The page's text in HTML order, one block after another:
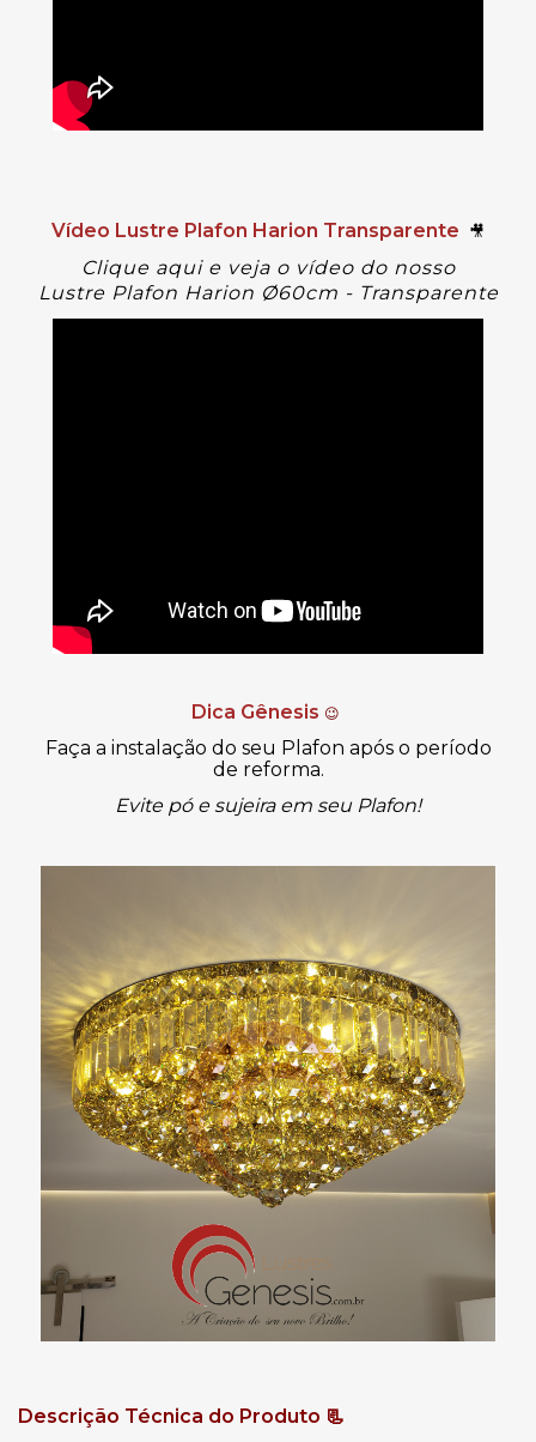
Vídeo Lustre Plafon Harion Transparente 🎥
Clique aqui e veja o vídeo do nosso
Lustre Plafon Harion Ø60cm - Transparente
Dica Gênesis 😉
Faça a instalação do seu Plafon após o período
de reforma.
Evite pó e sujeira em seu Plafon!
Descrição Técnica do Produto 📃